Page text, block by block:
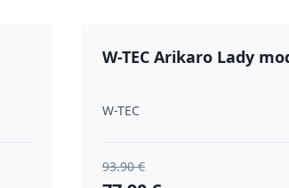
W-TEC Arikaro Lady
W-TEC
93.90 €